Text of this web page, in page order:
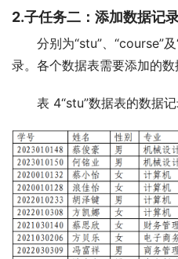
2.子任务二：添加数据记
分别为“stu”、“course”
录。各个数据表需要添加的数
表 4“stu”数据表的数据